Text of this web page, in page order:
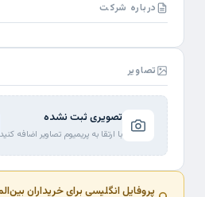
درباره شرکت
تصاویر
تصویری ثبت نشده
با ارتقا به پریمیوم تصاویر اضافه کنید
پروفایل انگلیسی برای خریداران